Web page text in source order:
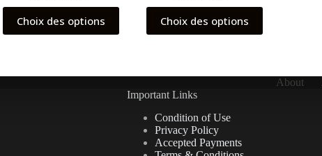
à
48.500CFA
Choix des options
Ce
produit
a
Les
à
Choix des options
Ce
produit
a
Les
peuvent
être
choisies
sur
About
Important Links
Condition of Use
Privacy Policy
Accepted Payments